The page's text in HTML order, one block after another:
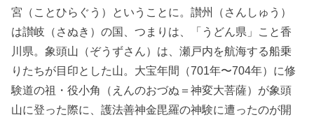
宮（ことひらぐう）ということに。讃州（さんしゅう）
は讃岐（さぬき）の国、つまりは、「うどん県」こと香
川県。象頭山（ぞうずさん）は、瀬戸内を航海する船乗
りたちが目印とした山。大宝年間（701年〜704年）に修
験道の祖・役小角（えんのおづぬ＝神変大菩薩）が象頭
山に登った際に、護法善神金毘羅の神験に遭ったのが開